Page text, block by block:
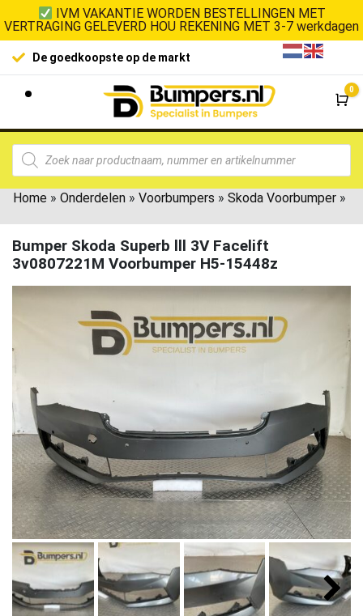
IVM VAKANTIE WORDEN BESTELLINGEN MET
VERTRAGING GELEVERD HOU REKENING MET 3-7 werkdagen
100% klanttevredenheid
0
Home » Onderdelen » Voorbumpers » Skoda Voorbumper »
Bumper Skoda Superb lll 3V Facelift
3v0807221M Voorbumper H5-15448z